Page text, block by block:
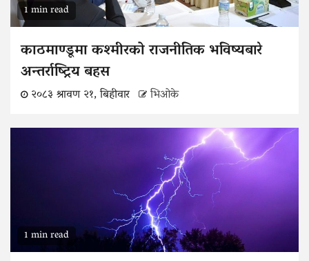
1 min read
काठमाण्डूमा कश्मीरको राजनीतिक भविष्यबारे
अन्तर्राष्ट्रिय बहस
२०८३ श्रावण २१, बिहीवार भिओके
1 min read